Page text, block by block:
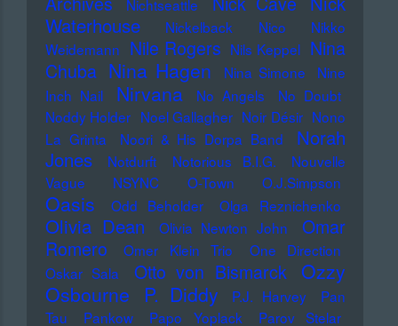
Nichtseattle
Waterhouse
Nickelback Nico
Nikko
Weidemann Nile Rogers Nils Keppel Nina
Chuba Nina Hagen Nina Simone
Nine
Inch Nail
Nirvana No Angels
No Doubt
Noddy Holder Noel Gallagher Noir Désir Nono
La Grinta
Noori & His Dorpa Band
Norah
Jones
Notdurft Notorious B.I.G.
Nouvelle
Vague
NSYNC O-Town O.J.Simpson
Oasis Odd Beholder Olga Reznichenko
Olivia Dean Olivia Newton John
Omar
Romero
Omer Klein Trio
One Direction
Oskar Sala
Otto von Bismarck Ozzy
Osbourne
P. Diddy P.J. Harvey
Pan
Tau
Pankow Papo Yoplack Parov Stelar